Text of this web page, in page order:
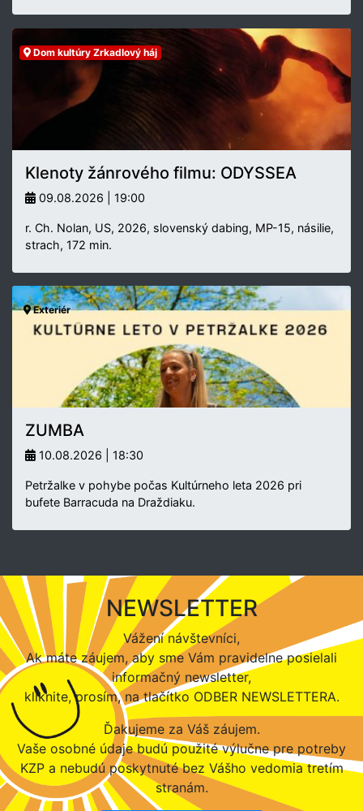
Dom kultúry Zrkadlový háj
Klenoty žánrového filmu: ODYSSEA
09.08.2026 | 19:00
r. Ch. Nolan, US, 2026, slovenský dabing, MP-15, násilie,
strach, 172 min.
Exteriér
ZUMBA
10.08.2026 | 18:30
Petržalke v pohybe počas Kultúrneho leta 2026 pri
bufete Barracuda na Draždiaku.
NEWSLETTER
Vážení návštevníci,
Ak máte záujem, aby sme Vám pravidelne posielali
informačný newsletter,
kliknite, prosím, na tlačítko ODBER NEWSLETTERA.
Ďakujeme za Váš záujem.
Vaše osobné údaje budú použité výlučne pre potreby
KZP a nebudú poskytnuté bez Vášho vedomia tretím
stranám.